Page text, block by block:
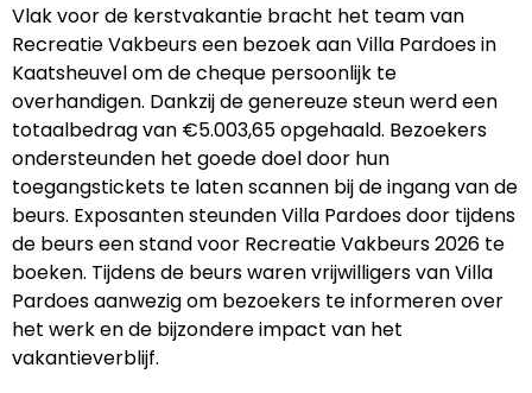
Vlak voor de kerstvakantie bracht het team van
Recreatie Vakbeurs een bezoek aan Villa Pardoes in
Kaatsheuvel om de cheque persoonlijk te
overhandigen. Dankzij de genereuze steun werd een
totaalbedrag van €5.003,65 opgehaald. Bezoekers
ondersteunden het goede doel door hun
toegangstickets te laten scannen bij de ingang van de
beurs. Exposanten steunden Villa Pardoes door tijdens
de beurs een stand voor Recreatie Vakbeurs 2026 te
boeken. Tijdens de beurs waren vrijwilligers van Villa
Pardoes aanwezig om bezoekers te informeren over
het werk en de bijzondere impact van het
vakantieverblijf.